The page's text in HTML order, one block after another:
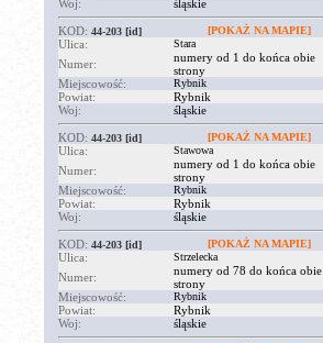
Woj:
śląskie
KOD: 44-203 [id] [POKAŻ NA MAPIE]
Ulica: Stara
Numer:
numery od 1 do końca obie
strony
Miejscowość:
Rybnik
Powiat:
Rybnik
Woj:
śląskie
KOD: 44-203 [id] [POKAŻ NA MAPIE]
Ulica: Stawowa
Numer:
numery od 1 do końca obie
strony
Miejscowość:
Rybnik
Powiat:
Rybnik
Woj:
śląskie
KOD: 44-203 [id] [POKAŻ NA MAPIE]
Ulica: Strzelecka
Numer:
numery od 78 do końca obie
strony
Miejscowość:
Rybnik
Powiat:
Rybnik
Woj:
śląskie